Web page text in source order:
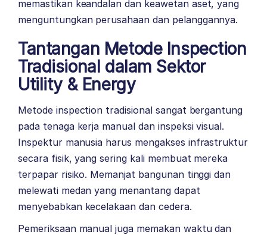
memastikan keandalan dan keawetan aset, yang
menguntungkan perusahaan dan pelanggannya.
Tantangan Metode Inspection
Tradisional dalam Sektor
Utility & Energy
Metode inspection tradisional sangat bergantung
pada tenaga kerja manual dan inspeksi visual.
Inspektur manusia harus mengakses infrastruktur
secara fisik, yang sering kali membuat mereka
terpapar risiko. Memanjat bangunan tinggi dan
melewati medan yang menantang dapat
menyebabkan kecelakaan dan cedera.
Pemeriksaan manual juga memakan waktu dan